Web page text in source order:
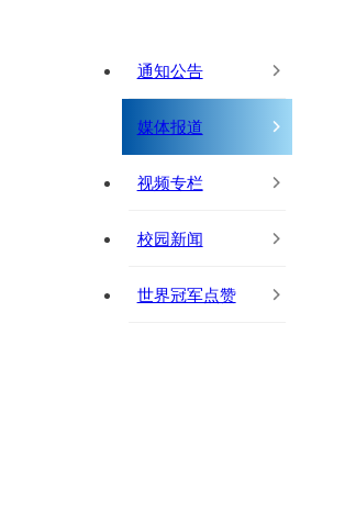
通知公告
媒体报道
视频专栏
校园新闻
世界冠军点赞